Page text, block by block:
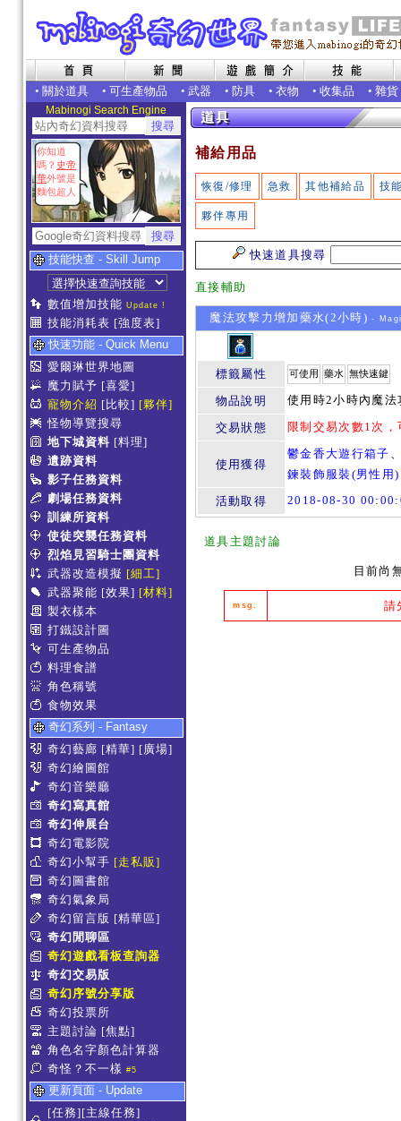
• 關於道具 • 可生產物品 • 武器 • 防具 • 衣物 • 收集品 • 雜貨
Mabinogi Search Engine
你知道
嗎？ 史帝
華外號是
麵包超人
技能快查 - Skill Jump
數值增加技能 Update !
技能消耗表 [強度表]
快速功能 - Quick Menu
愛爾琳世界地圖
魔力賦予 [喜愛]
寵物介紹 [比較] [夥伴]
怪物導覽搜尋
地下城資料 [料理]
遺跡資料
影子任務資料
劇場任務資料
訓練所資料
使徒突襲任務資料
烈焰見習騎士團資料
武器改造模擬 [細工]
武器聚能 [效果] [材料]
製衣樣本
打鐵設計圖
可生產物品
料理食譜
角色稱號
食物效果
奇幻系列 - Fantasy
奇幻藝廊 [精華] [廣場]
奇幻繪圖館
奇幻音樂廳
奇幻寫真館
奇幻伸展台
奇幻電影院
奇幻小幫手 [走私販]
奇幻圖書館
奇幻氣象局
奇幻留言版 [精華區]
奇幻閒聊區
奇幻遊戲看板查詢器
奇幻交易版
奇幻序號分享版
奇幻投票所
主題討論 [焦點]
角色名字顏色計算器
奇怪？不一樣 #5
更新頁面 - Update
[任務][主線任務]
補給用品
恢復/修理 急救 其他補給品 技
夥伴專用
快速道具搜尋
直接輔助
魔法攻擊力增加藥水(2小時) -
標籤屬性 可使用 藥水 無快速鍵
物品說明 使用時2小時內魔
交易狀態 限制交易次數1次
使用獲得
鬱金香大遊行箱子
鍊裝飾服裝(男性用)
活動取得
2018-08-30
道具主題討論
目前尚
msg. 請